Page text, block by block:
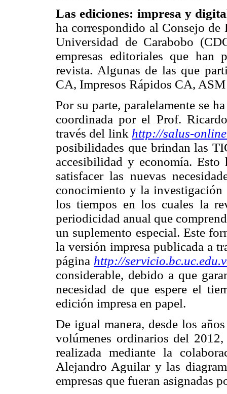
Las ediciones: impresa y
ha correspondido al Consejo
Universidad de Carabobo
empresas editoriales que
revista. Algunas de las que
CA, Impresos Rápidos CA,
Por su parte, paralelamente se
coordinada por el Prof.
través del link http://salus-
posibilidades que brindan las
accesibilidad y economía.
satisfacer las nuevas
conocimiento y la investigación
los tiempos en los cuales la
periodicidad anual que
un suplemento especial. Este
la versión impresa publicada a
página http://
considerable, debido a que
necesidad de que espere el
edición impresa en papel.
De igual manera, desde los
volúmenes ordinarios del
realizada mediante la
Alejandro Aguilar y las
empresas que fueran asignadas